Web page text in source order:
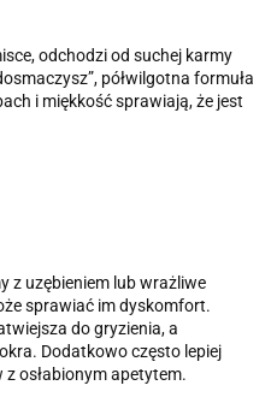
odchodzi od suchej karmy
półwilgotna formuła
i miękkość sprawiają, że jest
z uzębieniem lub wrażliwe
sprawiać im dyskomfort.
do gryzienia, a
Dodatkowo często lepiej
z osłabionym apetytem.